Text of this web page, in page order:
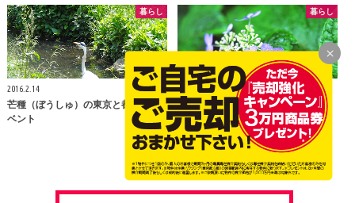
暮らし
2016.2.14
芒種（ぼうしゅ）の東京と都内のイ
ベント
暮らし
2016.2.13
立夏（りっか）の東京と都内のイベ
ント